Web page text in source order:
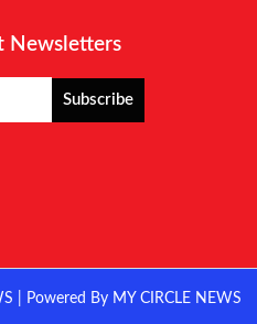
Newsletters
Subscribe
| Powered By MY CIRCLE NEWS